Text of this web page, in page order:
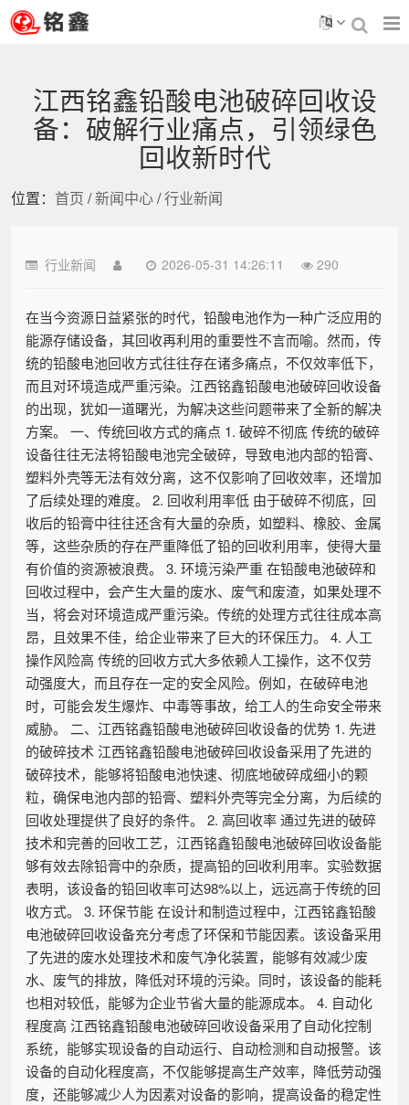
江西铭鑫铅酸电池破碎回收设
备：破解行业痛点，引领绿色
回收新时代
位置： 首页 /新闻中心/行业新闻
行业新闻 2026-05-31 14:26:11 290
在当今资源日益紧张的时代，铅酸电池作为一种广泛应用的
能源存储设备，其回收再利用的重要性不言而喻。然而，传
统的铅酸电池回收方式往往存在诸多痛点，不仅效率低下，
而且对环境造成严重污染。江西铭鑫铅酸电池破碎回收设备
的出现，犹如一道曙光，为解决这些问题带来了全新的解决
方案。 一、传统回收方式的痛点 1. 破碎不彻底 传统的破碎
设备往往无法将铅酸电池完全破碎，导致电池内部的铅膏、
塑料外壳等无法有效分离，这不仅影响了回收效率，还增加
了后续处理的难度。 2. 回收利用率低 由于破碎不彻底，回
收后的铅膏中往往还含有大量的杂质，如塑料、橡胶、金属
等，这些杂质的存在严重降低了铅的回收利用率，使得大量
有价值的资源被浪费。 3. 环境污染严重 在铅酸电池破碎和
回收过程中，会产生大量的废水、废气和废渣，如果处理不
当，将会对环境造成严重污染。传统的处理方式往往成本高
昂，且效果不佳，给企业带来了巨大的环保压力。 4. 人工
操作风险高 传统的回收方式大多依赖人工操作，这不仅劳
动强度大，而且存在一定的安全风险。例如，在破碎电池
时，可能会发生爆炸、中毒等事故，给工人的生命安全带来
威胁。 二、江西铭鑫铅酸电池破碎回收设备的优势 1. 先进
的破碎技术 江西铭鑫铅酸电池破碎回收设备采用了先进的
破碎技术，能够将铅酸电池快速、彻底地破碎成细小的颗
粒，确保电池内部的铅膏、塑料外壳等完全分离，为后续的
回收处理提供了良好的条件。 2. 高回收率 通过先进的破碎
技术和完善的回收工艺，江西铭鑫铅酸电池破碎回收设备能
够有效去除铅膏中的杂质，提高铅的回收利用率。实验数据
表明，该设备的铅回收率可达98%以上，远远高于传统的回
收方式。 3. 环保节能 在设计和制造过程中，江西铭鑫铅酸
电池破碎回收设备充分考虑了环保和节能因素。该设备采用
了先进的废水处理技术和废气净化装置，能够有效减少废
水、废气的排放，降低对环境的污染。同时，该设备的能耗
也相对较低，能够为企业节省大量的能源成本。 4. 自动化
程度高 江西铭鑫铅酸电池破碎回收设备采用了自动化控制
系统，能够实现设备的自动运行、自动检测和自动报警。该
设备的自动化程度高，不仅能够提高生产效率，降低劳动强
度，还能够减少人为因素对设备的影响，提高设备的稳定性